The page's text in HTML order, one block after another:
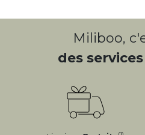
Miliboo,
des